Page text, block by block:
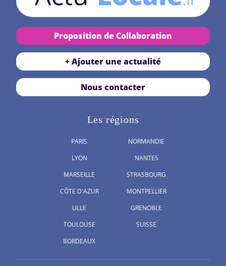
Proposition de Collaboration
+ Ajouter une actualité
Nous contacter
Les régions
PARIS
LYON
MARSEILLE
CÔTE D'AZUR
LILLE
TOULOUSE
BORDEAUX
NORMANDIE
NANTES
STRASBOURG
MONTPELLIER
GRENOBLE
SUISSE